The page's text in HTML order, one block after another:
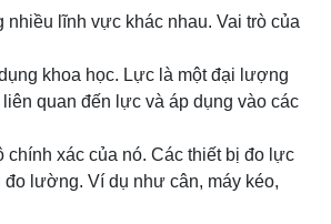
lĩnh vực khác nhau. Vai trò của
khoa học. Lực là một đại lượng
quan đến lực và áp dụng vào các
xác của nó. Các thiết bị đo lực
lường. Ví dụ như cân, máy kéo,